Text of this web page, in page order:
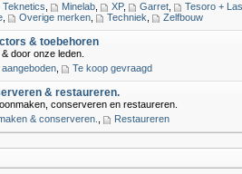
Teknetics Minelab XP, Garret
Tesoro +
Overige merken Techniek Zelfbouw
& toebehoren
door onze leden.
Te koop gevraagd
& restaureren.
conserveren en restaureren.
& conserveren. Restaureren